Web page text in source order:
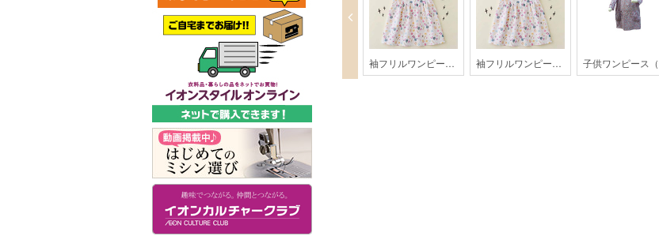
袖フリルワンピース【KH28-1804】 袖フリルワンピース【KH28-1804】